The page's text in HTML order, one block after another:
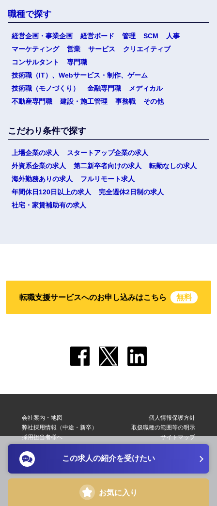
職種で探す
経営企画・事業企画 経営ボード 管理 SCM
人事
マーケティング
営業 サービス
クリエイティブ
コンサルタント
専門職
技術職（IT）、Webサービス・制作、ゲーム
技術職（モノづくり）
金融専門職
メディカル
不動産専門職
建設・施工管理 事務職 その他
こだわり条件で探す
上場企業の求人
スタートアップ企業の求人
外資系企業の求人
第二新卒者向けの求人
転勤なしの求人
海外勤務ありの求人
フルリモート求人
年間休日120日以上の求人
完全週休2日制の求人
社宅・家賃補助有の求人
転職支援サービスへのお申し込みはこちら 無料
会社案内・地図
弊社採用情報（中途・新卒）
採用担当者様へ
個人情報保護方針
取扱職種の範囲等の明示
サイトマップ
この求人の紹介を受けたい
お気に入り